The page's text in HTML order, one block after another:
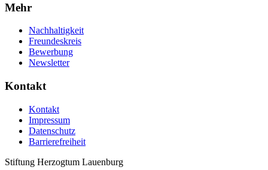
Mehr
Nachhaltigkeit
Freundeskreis
Bewerbung
Newsletter
Kontakt
Kontakt
Impressum
Datenschutz
Barrierefreiheit
Stiftung Herzogtum Lauenburg